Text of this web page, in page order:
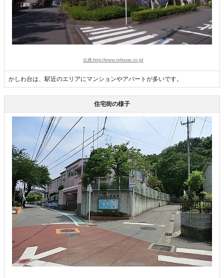
出典:http://www.rehouse.co.jp/
かしわ台は、駅近のエリアにマンションやアパートが多いです。
住宅街の様子